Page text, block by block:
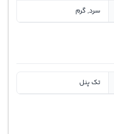
سرد, گرم
تک پنل